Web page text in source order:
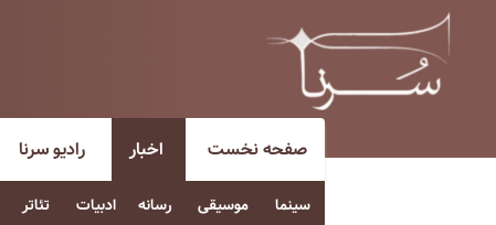
صفحه نخست اخبار
سینما موسیقی رسانه ادبیات تئاتر
رادیو سرنا